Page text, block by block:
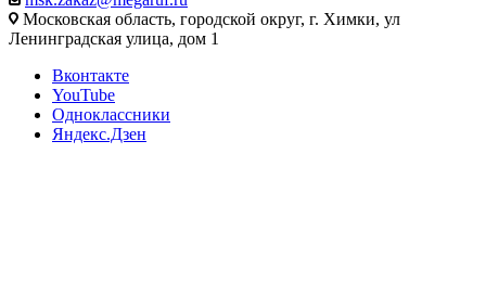
Московская область, городской округ, г. Химки, ул
Ленинградская улица, дом 1
Вконтакте
YouTube
Одноклассники
Яндекс.Дзен